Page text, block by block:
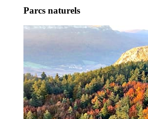
Parcs naturels